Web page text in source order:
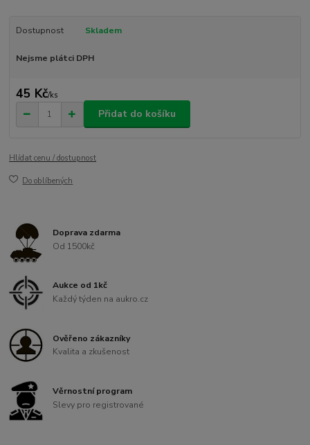
Dostupnost Skladem
Nejsme plátci DPH
45 Kč/ks
Přidat do košíku
Hlídat cenu / dostupnost
Do oblíbených
Doprava zdarma
Od 1500kč
Aukce od 1kč
Každý týden na aukro.cz
Ověřeno zákazníky
Kvalita a zkušenost
Věrnostní program
Slevy pro registrované